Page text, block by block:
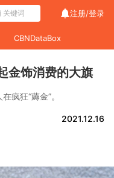
注册/登录
CBNDataBox
金饰消费的大旗
疯狂“薅金”。
2021.12.16